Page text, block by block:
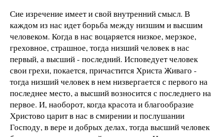
Сие изречение имеет и свой внутренний смысл. В
каждом из нас идет борьба между низшим и высшим
человеком. Когда в нас воцаряется низкое, мерзкое,
греховное, страшное, тогда низший человек в нас
первый, а высший - последний. Исповедует человек
свои грехи, покается, причастится Христа Живаго -
тогда низший человек в нем низвергается с первого на
последнее место, а высший возносится с последнего на
первое. И, наоборот, когда красота и благообразие
Христово царит в нас в смирении и послушании
Господу, в вере и добрых делах, тогда высший человек